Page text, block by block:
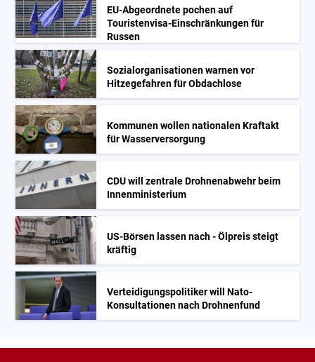
EU-Abgeordnete pochen auf
Touristenvisa-Einschränkungen für
Russen
Sozialorganisationen warnen vor
Hitzegefahren für Obdachlose
Kommunen wollen nationalen Kraftakt
für Wasserversorgung
CDU will zentrale Drohnenabwehr beim
Innenministerium
US-Börsen lassen nach - Ölpreis steigt
kräftig
Verteidigungspolitiker will Nato-
Konsultationen nach Drohnenfund